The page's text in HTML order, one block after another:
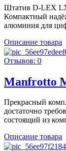
Штатив D-LEX
Компактный
алюминия для
Описание товара
Отзывов: 0
Manfrotto
Прекрасный
достаточно
состоящий из
Описание товара